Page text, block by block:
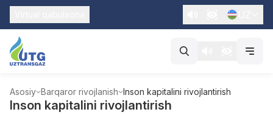
Asosiy Barqaror rivojlanish Inson kapitalini rivojlantirish
Inson kapitalini rivojlantirish